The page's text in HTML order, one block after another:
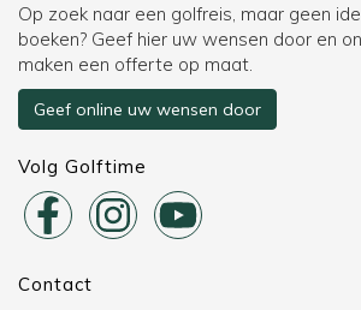
Op zoek naar een golfreis, maar geen
boeken? Geef hier uw wensen door en
maken een offerte op maat.
Geef online uw wensen door
Volg Golftime
Contact